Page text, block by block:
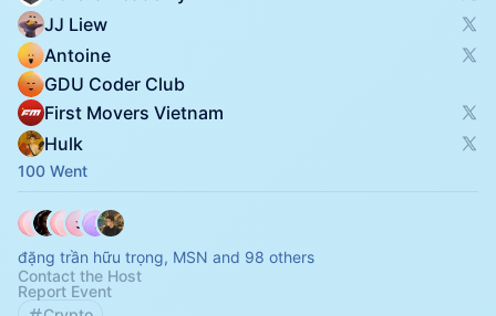
JJ Liew
Antoine
GDU Coder Club
First Movers Vietnam
Hulk
100 Went
đặng trần hữu trọng, MSN and 98 others
Contact the Host
Report Event